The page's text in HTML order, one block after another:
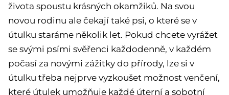
života spoustu krásných okamžiků. Na svou
novou rodinu ale čekají také psi, o které se v
útulku staráme několik let. Pokud chcete vyrážet
se svými psími svěřenci každodenně, v každém
počasí za novými zážitky do přírody, lze si v
útulku třeba nejprve vyzkoušet možnost venčení,
které útulek umožňuje každé úterní a sobotní